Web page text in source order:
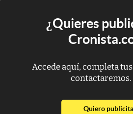
¿Quieres
Accede aquí, completa
contactaremos.
Quiero